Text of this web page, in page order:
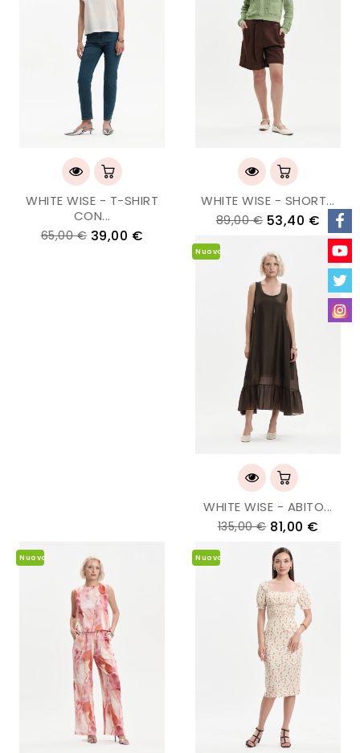
WHITE WISE - T-SHIRT
CON...
65,00 € 39,00 €
WHITE WISE - SHORT...
89,00 € 53,40 €
Nuovo
WHITE WISE - ABITO...
135,00 € 81,00 €
Nuovo Nuovo